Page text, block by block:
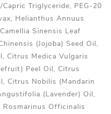
Triglyceride, PEG-20
Helianthus Annuus
Sinensis Leaf
(Jojoba) Seed Oil,
Citrus Medica Vulgaris
Peel Oil, Citrus
Citrus Nobilis (Mandarin
(Lavender) Oil,
Officinalis